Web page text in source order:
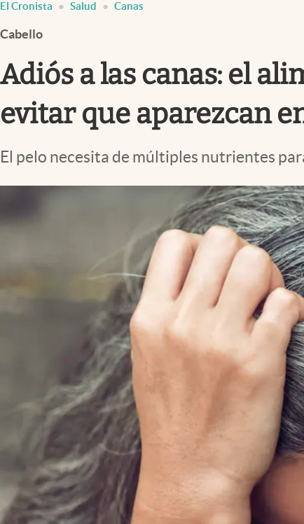
Infotechnology
Clase
Clima
Mundial 2026
Eventos Corporativos
Mediakit
El Cronista Salud Canas
Cabello
Adiós a las canas: el
evitar que aparezcan
El pelo necesita de múltiples nutrientes